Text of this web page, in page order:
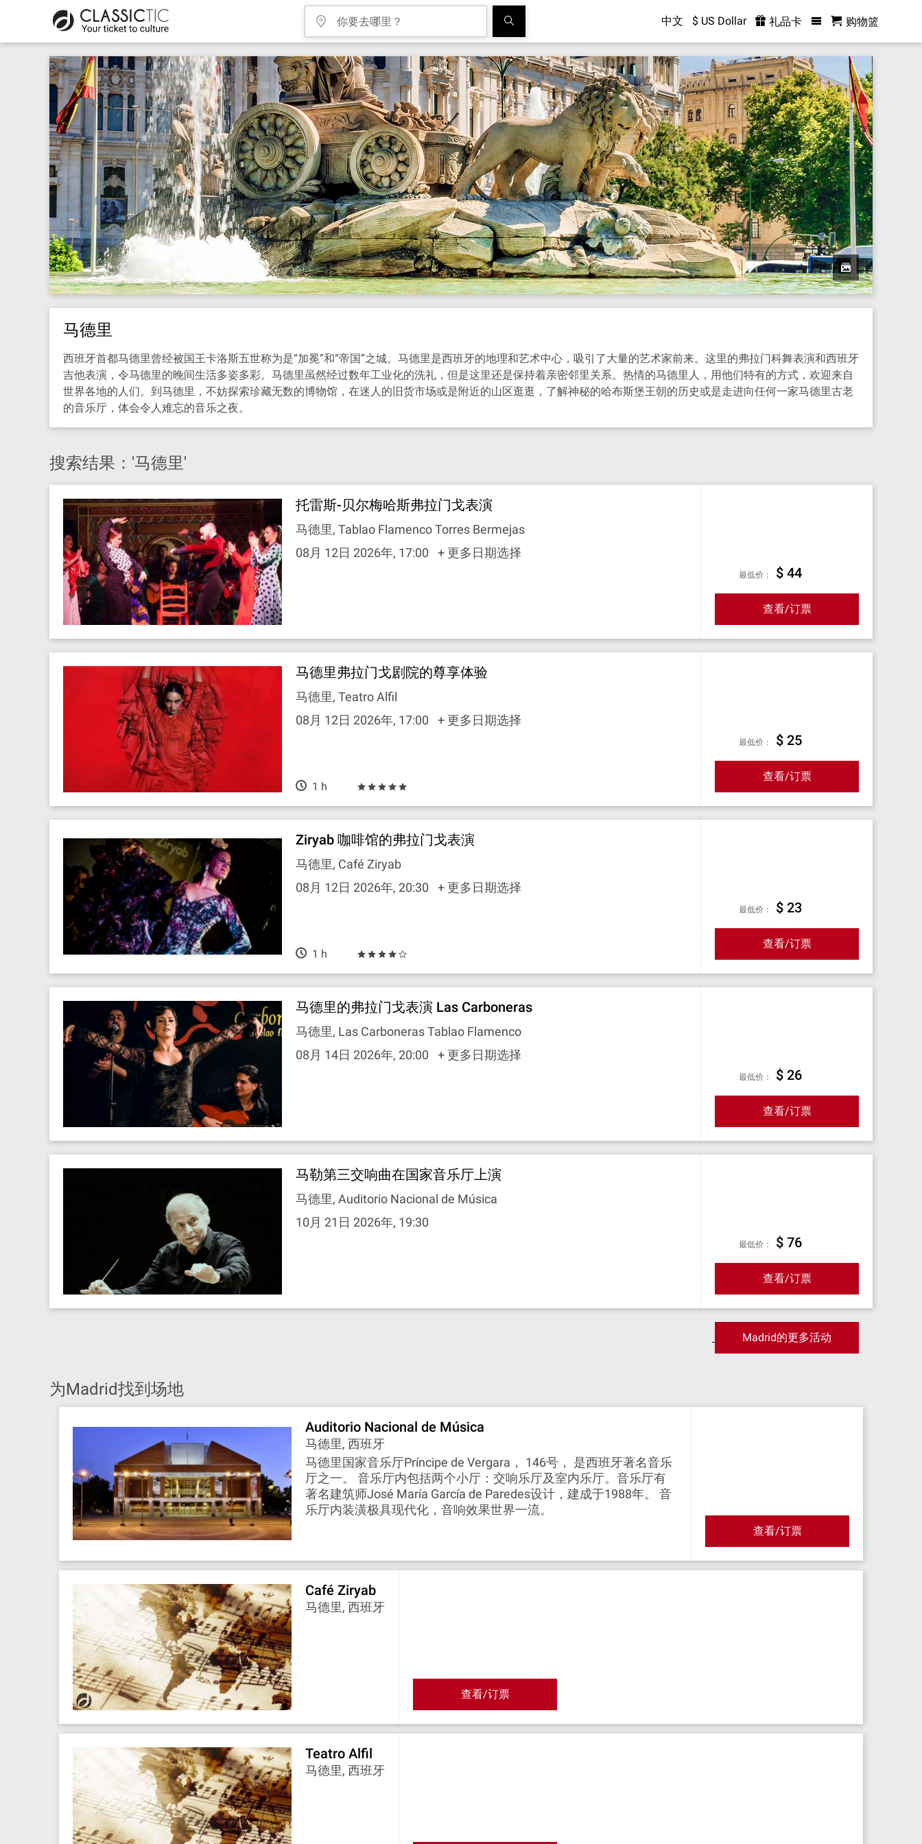
中文 $ US Dollar 礼品卡 购物篮
马德里
西班牙首都马德里曾经被国王卡洛斯五世称为是“加冕”和“帝国”之城。马德里是西班牙的地理和艺术中心，吸引了大量的艺术家前来。这里的弗拉门科舞表演和西班牙
吉他表演，令马德里的晚间生活多姿多彩。马德里虽然经过数年工业化的洗礼，但是这里还是保持着亲密邻里关系。热情的马德里人，用他们特有的方式，欢迎来自
世界各地的人们。到马德里，不妨探索珍藏无数的博物馆，在迷人的旧货市场或是附近的山区逛逛，了解神秘的哈布斯堡王朝的历史或是走进向任何一家马德里古老
的音乐厅，体会令人难忘的音乐之夜。
搜索结果：'马德里'
托雷斯-贝尔梅哈斯弗拉门戈表演
马德里, Tablao Flamenco Torres Bermejas
08月 12日 2026年, 17:00
+ 更多日期选择
最低价： $ 44
查看/订票
马德里弗拉门戈剧院的尊享体验
马德里, Teatro Alfil
08月 12日 2026年, 17:00
+ 更多日期选择
1 h
最低价： $ 25
查看/订票
Ziryab 咖啡馆的弗拉门戈表演
马德里, Café Ziryab
08月 12日 2026年, 20:30
+ 更多日期选择
1 h
最低价： $ 23
查看/订票
马德里的弗拉门戈表演 Las Carboneras
马德里, Las Carboneras Tablao Flamenco
08月 14日 2026年, 20:00
+ 更多日期选择
最低价： $ 26
查看/订票
马勒第三交响曲在国家音乐厅上演
马德里, Auditorio Nacional de Música
10月 21日 2026年, 19:30
最低价： $ 76
查看/订票
Madrid的更多活动
为Madrid找到场地
Auditorio Nacional de Música
马德里, 西班牙
马德里国家音乐厅Príncipe de Vergara， 146号， 是西班牙著名音乐
厅之一。 音乐厅内包括两个小厅：交响乐厅及室内乐厅。音乐厅有
著名建筑师José María García de Paredes设计，建成于1988年。 音
乐厅内装潢极具现代化，音响效果世界一流。
查看/订票
Café Ziryab
马德里, 西班牙
查看/订票
Teatro Alfil
马德里, 西班牙